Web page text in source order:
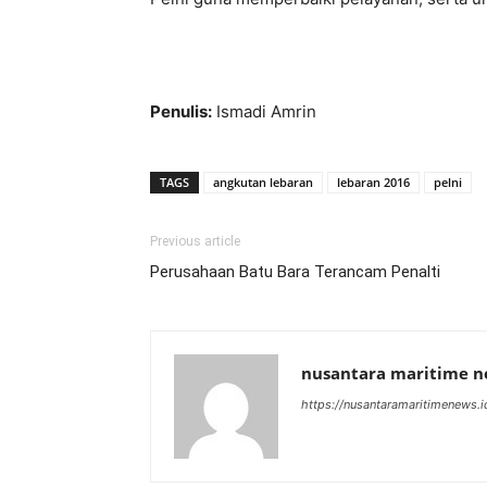
Penulis: Ismadi Amrin
TAGS angkutan lebaran lebaran 2016 pelni
Previous article
Perusahaan Batu Bara Terancam Penalti
nusantara maritime
https://